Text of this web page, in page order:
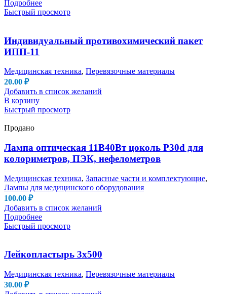
Подробнее
Быстрый просмотр
Индивидуальный противохимический пакет
ИПП-11
Медицинская техника, Перевязочные материалы
20.00 ₽
Добавить в список желаний
В корзину
Быстрый просмотр
Продано
Лампа оптическая 11В40Вт цоколь P30d для
колориметров, ПЭК, нефелометров
Медицинская техника, Запасные части и комплектующие,
Лампы для медицинского оборудования
100.00 ₽
Добавить в список желаний
Подробнее
Быстрый просмотр
Лейкопластырь 3х500
Медицинская техника, Перевязочные материалы
30.00 ₽